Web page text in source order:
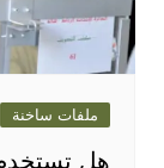
ملفات ساخنة
هل